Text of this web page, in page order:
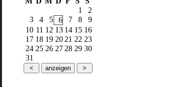
1
2
3
4 5 6 7 8
9
10 11 12 13 14 15 16
17 18 19 20 21 22 23
24 25 26 27 28 29 30
31